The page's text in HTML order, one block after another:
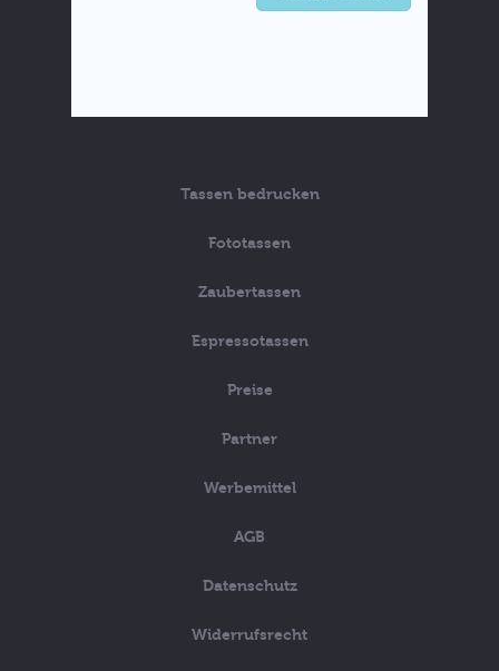
Tassen bedrucken
Fototassen
Zaubertassen
Espressotassen
Preise
Partner
Werbemittel
AGB
Datenschutz
Widerrufsrecht